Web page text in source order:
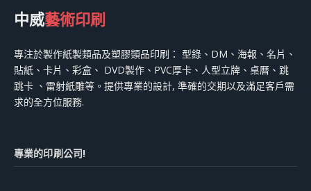
中威藝術印刷
專注於製作紙製類品及塑膠類品印刷： 型錄、DM、海報、名片、
貼紙、卡片、彩盒、 DVD製作、PVC厚卡、人型立牌、桌曆、跳
跳卡 、雷射紙雕等。提供專業的設計, 準確的交期以及滿足客戶需
求的全方位服務.
專業的印刷公司!